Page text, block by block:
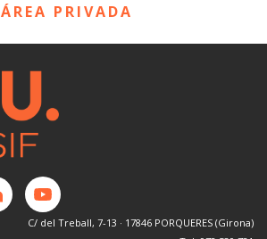
ÁREA PRIVADA
C/ del Treball, 7-13 · 17846 PORQUERES (Girona)